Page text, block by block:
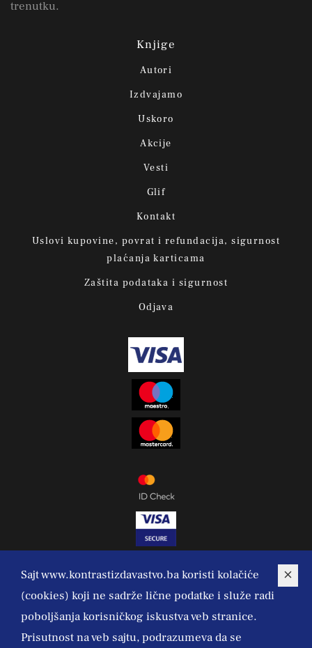
Sajt www.kontrastizdavastvo.ba koristi kolačiće
(cookies) koji ne sadrže lične podatke i služe radi
poboljšanja korisničkog iskustva veb stranice.
Prisutnost na veb sajtu, podrazumeva da se
trenutku.
Knjige
Autori
Izdvajamo
Uskoro
Akcije
Vesti
Glif
Kontakt
Uslovi kupovine, povrat i refundacija, sigurnost
plaćanja karticama
Zaštita podataka i sigurnost
Odjava